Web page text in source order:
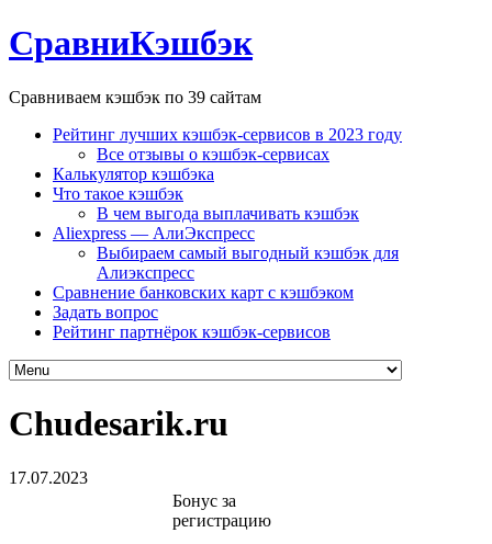
СравниКэшбэк
Сравниваем кэшбэк по 39 сайтам
Рейтинг лучших кэшбэк-сервисов в 2023 году
Все отзывы о кэшбэк-сервисах
Калькулятор кэшбэка
Что такое кэшбэк
В чем выгода выплачивать кэшбэк
Aliexpress — АлиЭкспресс
Выбираем самый выгодный кэшбэк для
Алиэкспресс
Сравнение банковских карт с кэшбэком
Задать вопрос
Рейтинг партнёрок кэшбэк-сервисов
Chudesarik.ru
17.07.2023
Бонус за
регистрацию